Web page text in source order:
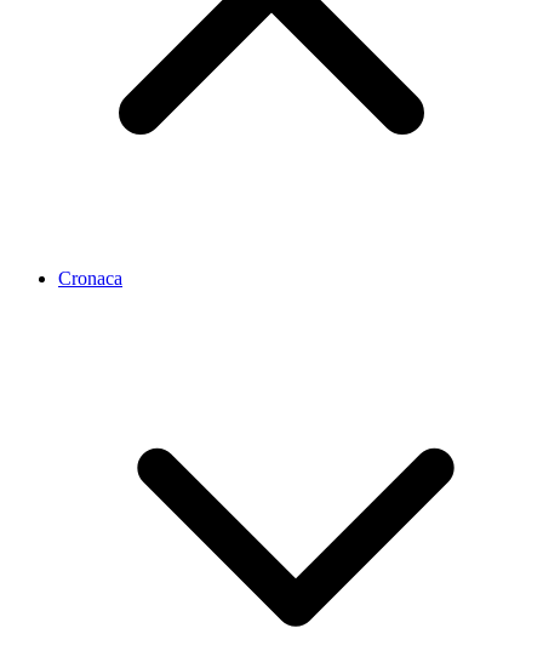
Cronaca